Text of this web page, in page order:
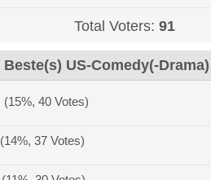
Total Voters: 91
Beste(s) US-Comedy(-
(15%, 40 Votes)
(14%, 37 Votes)